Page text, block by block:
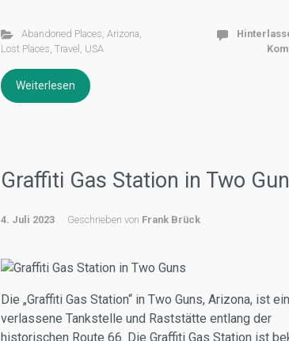
Abandoned Places, Arizona,
Lost Places, Travel , USA
Weiterlesen
Graffiti Gas Station in Two
4. Juli 2023 Geschrieben von Frank Brück
Die „Graffiti Gas Station“ in Two Guns, Arizona, ist
verlassene Tankstelle und Raststätte entlang der
historischen Route 66. Die Graffiti Gas Station ist